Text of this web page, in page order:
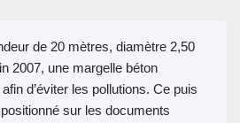
de 20 mètres, diamètre 2,50
2007, une margelle béton
d’éviter les pollutions. Ce puis
sur les documents